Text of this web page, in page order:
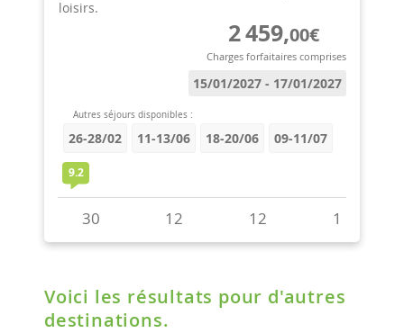
Voici les résultats pour d'autres
destinations.